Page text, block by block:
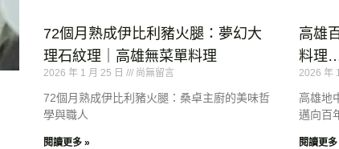
72個月熟成伊比利豬火腿：夢幻大
理石紋理｜高雄無菜單料理
2026 年 1 月 25 日 尚無留言
72個月熟成伊比利豬火腿：桑卓主廚的美味哲
學與職人
閱讀更多 »
高雄
料理
2026 年
高雄地
邁向百
閱讀更